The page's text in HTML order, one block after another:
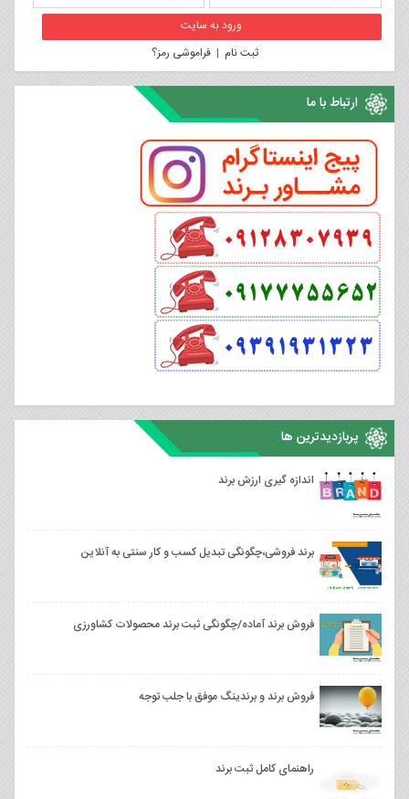
ثبت نام |فراموشی رمز؟
ارتباط با ما
پربازدیدترین ها
اندازه گیری ارزش برند
برند فروشی،چگونگی تبدیل کسب و کار سنتی به آنلاین
فروش برند آماده/چگونگی ثبت برند محصولات کشاورزی
فروش برند و برندینگ موفق با جلب توجه
راهنمای کامل ثبت برند